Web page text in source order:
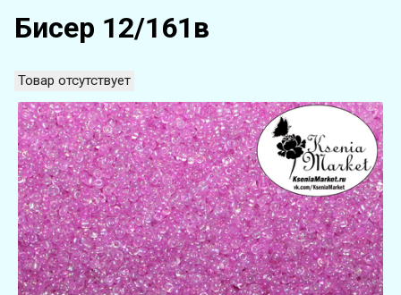
Бисер 12/161в
Товар отсутствует